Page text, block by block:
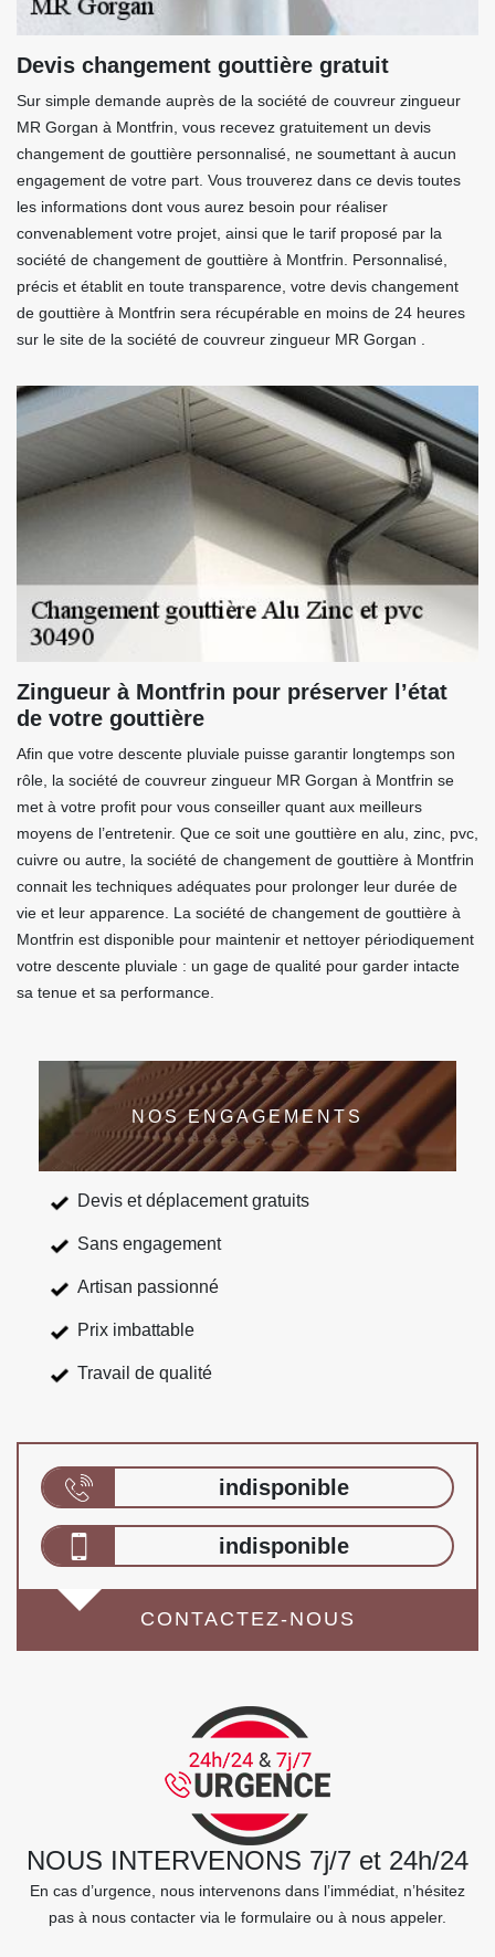
Devis changement gouttière gratuit
Sur simple demande auprès de la société de couvreur zingueur
MR Gorgan à Montfrin, vous recevez gratuitement un devis
changement de gouttière personnalisé, ne soumettant à aucun
engagement de votre part. Vous trouverez dans ce devis toutes
les informations dont vous aurez besoin pour réaliser
convenablement votre projet, ainsi que le tarif proposé par la
société de changement de gouttière à Montfrin. Personnalisé,
précis et établit en toute transparence, votre devis changement
de gouttière à Montfrin sera récupérable en moins de 24 heures
sur le site de la société de couvreur zingueur MR Gorgan .
Zingueur à Montfrin pour préserver l’état
de votre gouttière
Afin que votre descente pluviale puisse garantir longtemps son
rôle, la société de couvreur zingueur MR Gorgan à Montfrin se
met à votre profit pour vous conseiller quant aux meilleurs
moyens de l’entretenir. Que ce soit une gouttière en alu, zinc, pvc,
cuivre ou autre, la société de changement de gouttière à Montfrin
connait les techniques adéquates pour prolonger leur durée de
vie et leur apparence. La société de changement de gouttière à
Montfrin est disponible pour maintenir et nettoyer périodiquement
votre descente pluviale : un gage de qualité pour garder intacte
sa tenue et sa performance.
NOS ENGAGEMENTS
Devis et déplacement gratuits
Sans engagement
Artisan passionné
Prix imbattable
Travail de qualité
indisponible
indisponible
CONTACTEZ-NOUS
NOUS INTERVENONS 7j/7 et 24h/24
En cas d’urgence, nous intervenons dans l’immédiat, n’hésitez
pas à nous contacter via le formulaire ou à nous appeler.